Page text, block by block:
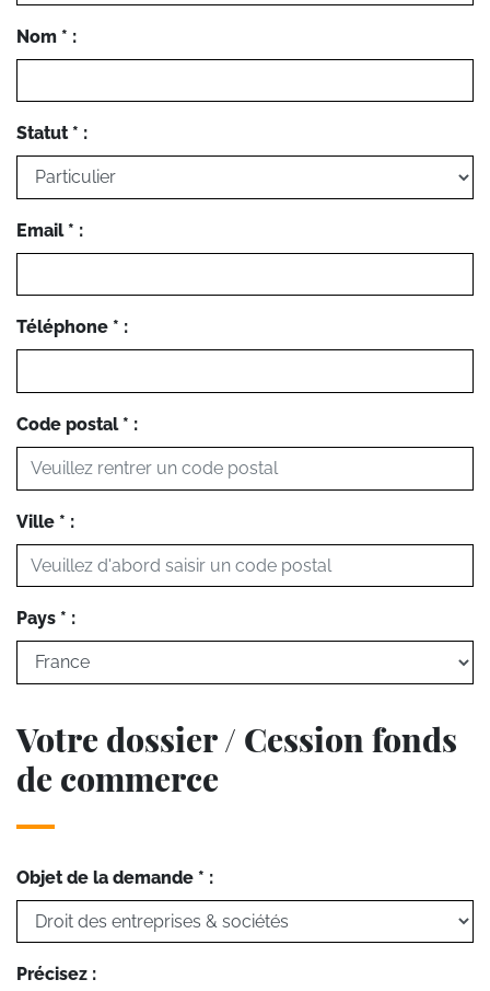
Nom * :
Statut * :
Email * :
Téléphone * :
Code postal * :
Ville * :
Pays * :
Votre dossier / Cession fonds
de commerce
Objet de la demande * :
Précisez :